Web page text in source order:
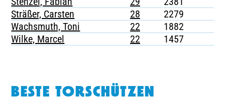
Sträßer, Carsten
28 2279
Wachsmuth, Toni
22 1882
Wilke, Marcel
22 1457
BESTE TORSCHÜTZEN